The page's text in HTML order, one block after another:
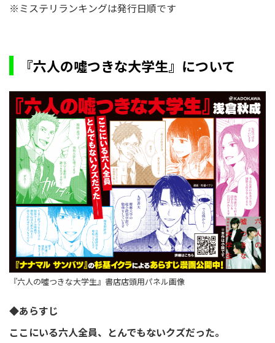
※ミステリランキングは発行日順です
『六人の噓つきな大学生』について
『六人の噓つきな大学生』書店店頭用パネル画像
◆あらすじ
ここにいる六人全員、とんでもないクズだった。